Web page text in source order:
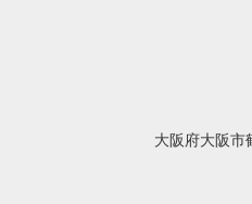
大阪府大阪市